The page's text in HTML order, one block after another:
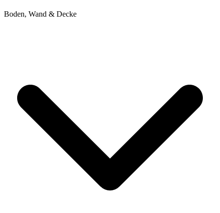
Boden, Wand & Decke